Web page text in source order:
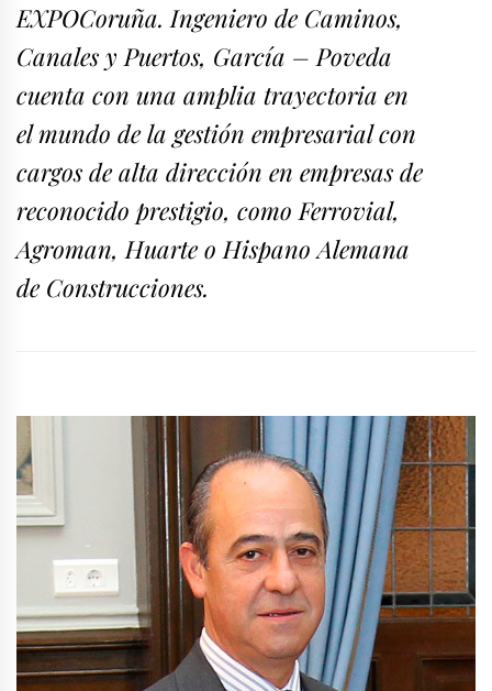
EXPOCoruña. Ingeniero de Caminos,
Canales y Puertos, García – Poveda
cuenta con una amplia trayectoria en
el mundo de la gestión empresarial con
cargos de alta dirección en empresas de
reconocido prestigio, como Ferrovial,
Agroman, Huarte o Hispano Alemana
de Construcciones.